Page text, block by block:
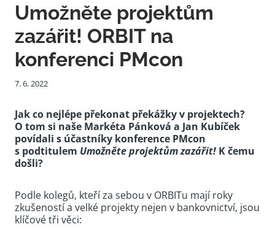
Umožněte projektům
zazářit! ORBIT na
konferenci PMcon
7. 6. 2022
Jak co nejlépe překonat překážky v projektech?
O tom si naše Markéta Pánková a Jan Kubíček
povídali s účastníky konference PMcon
s podtitulem Umožněte projektům zazářit! K čemu
došli?
Podle kolegů, kteří za sebou v ORBITu mají roky
zkušeností a velké projekty nejen v bankovnictví, jsou
klíčové tři věci: